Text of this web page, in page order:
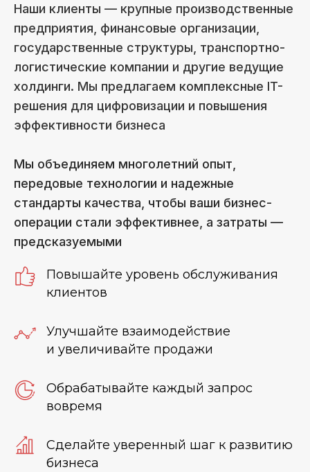
Наши клиенты — крупные производственные
предприятия, финансовые организации,
государственные структуры, транспортно-
логистические компании и другие ведущие
холдинги. Мы предлагаем комплексные IT-
решения для цифровизации и повышения
эффективности бизнеса
Мы объединяем многолетний опыт,
передовые технологии и надежные
стандарты качества, чтобы ваши бизнес-
операции стали эффективнее, а затраты —
предсказуемыми
Повышайте уровень обслуживания
клиентов
Улучшайте взаимодействие
и увеличивайте продажи
Обрабатывайте каждый запрос
вовремя
Сделайте уверенный шаг к развитию
бизнеса